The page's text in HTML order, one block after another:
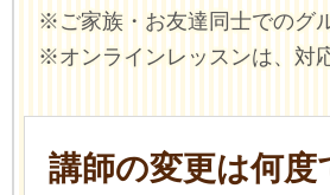
※ご家族・お友達同士でのグ
※オンラインレッスンは、対
講師の変更は何度